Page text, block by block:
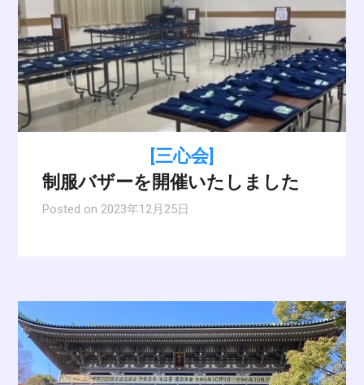
[三心会]
制服バザーを開催いたしました
Posted on 2023年12月25日